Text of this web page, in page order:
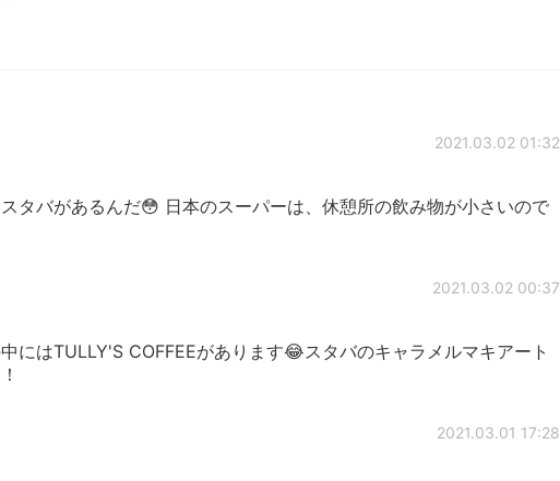
2021.03.02 01:32
タバがあるんだ😳 日本のスーパーは、休憩所の飲み物が小さいので
2021.03.02 00:37
にはTULLY'S COFFEEがあります😂スタバのキャラメルマキアート
2021.03.01 17:28